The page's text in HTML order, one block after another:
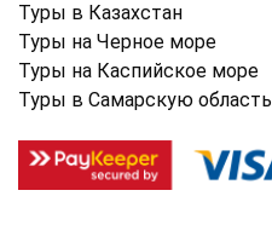
Туры в Казахстан
Туры на Черное море
Туры на Каспийское море
Туры в Самарскую область